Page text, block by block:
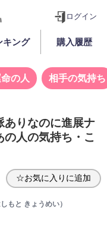
ログイン
キング 購入履歴
の人 相手の気持ち
ありなのに進展ナ
人の気持ち・こ
☆お気に入りに追加
しもと きょうめい）